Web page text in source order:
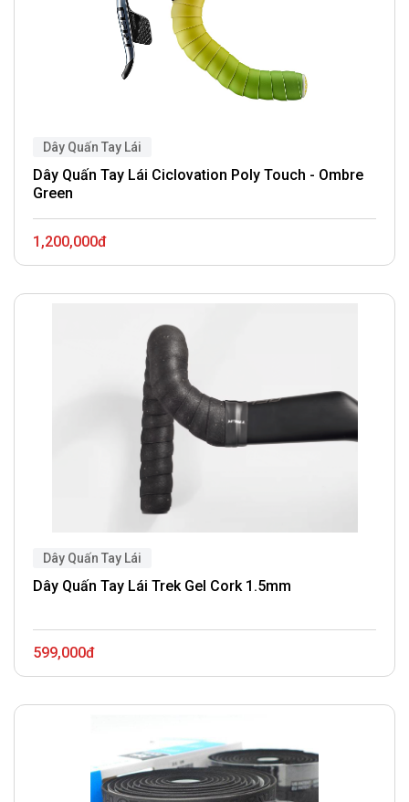
Dây Quấn Tay Lái
Dây Quấn Tay Lái Ciclovation Poly Touch - Ombre
Green
1,200,000đ
Dây Quấn Tay Lái
Dây Quấn Tay Lái Trek Gel Cork 1.5mm
599,000đ